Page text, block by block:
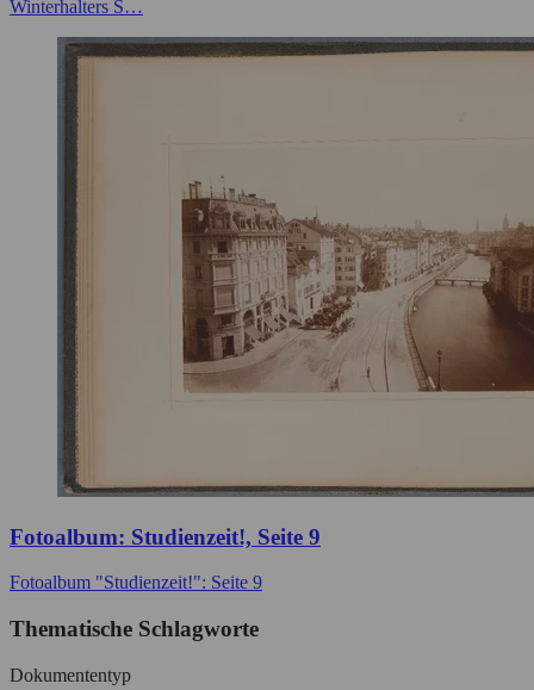
Winterhalters S…
Fotoalbum: Studienzeit!, Seite 9
Fotoalbum "Studienzeit!": Seite 9
Thematische Schlagworte
Dokumententyp